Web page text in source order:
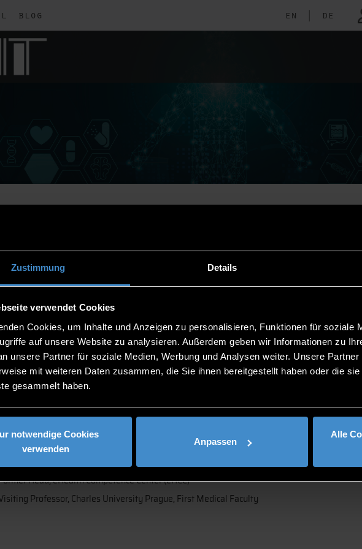
Zustimmung Details
verwendet Cookies
Cookies, um Inhalte und Anzeigen zu personalisieren, Funktionen für soziale
auf unsere Website zu analysieren. Außerdem geben wir Informationen zu
unsere Partner für soziale Medien, Werbung und Analysen weiter. Unsere
mit weiteren Daten zusammen, die Sie ihnen bereitgestellt haben oder die
gesammelt haben.
notwendige Cookies
verwenden
Anpassen
Alle
blog en de
bernd blobel
speaker digihealthday
Bernd Blobel, FACMI, FACHI, FHL7, FEFMI, FIAHSI, PhD (Germany)
of Medical Informatics, University of Regensburg, Medical Faculty
Head, eHealth Competence Center (eHCC)
Professor, Charles University Prague, First Medical Faculty